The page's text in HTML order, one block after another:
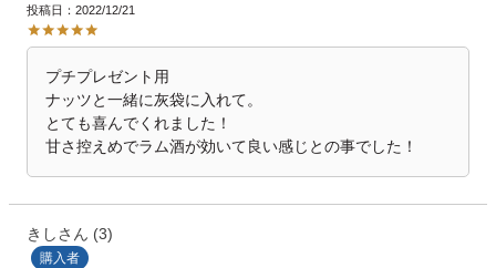
投稿日 2022/12/21
プチプレゼント用
ナッツと一緒に灰袋に入れて。
とても喜んでくれました！
甘さ控えめでラム酒が効いて良い感じとの事でした！
きし 3
購入者